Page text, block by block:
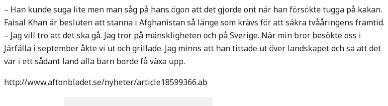
– Han kunde suga lite men man såg på hans ögon att det gjorde ont när han försökte tugga på kakan.
Faisal Khan är besluten att stanna i Afghanistan så länge som krävs för att säkra tvååringens framtid.
– Jag vill tro att det ska gå. Jag tror på mänskligheten och på Sverige. När min bror besökte oss i
Järfälla i september åkte vi ut och grillade. Jag minns att han tittade ut över landskapet och sa att det
var i ett sådant land alla barn borde få växa upp.
http://www.aftonbladet.se/nyheter/article18599366.ab